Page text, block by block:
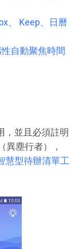
、 Keep、日曆
自動聚焦時間
，並且必須註明
異塵行者），
慧型待辦清單工